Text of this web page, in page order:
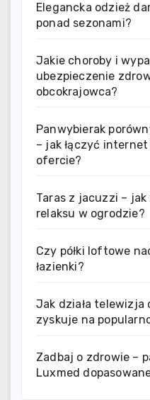
Elegancka odzież
ponad sezonami?
Jakie choroby i
ubezpieczenie
obcokrajowca?
Panwybierak
– jak łączyć
ofercie?
Taras z jacuzzi –
relaksu w ogrodzie?
Czy półki loftowe
łazienki?
Jak działa telewizja
zyskuje na
Zadbaj o zdrowie –
Luxmed